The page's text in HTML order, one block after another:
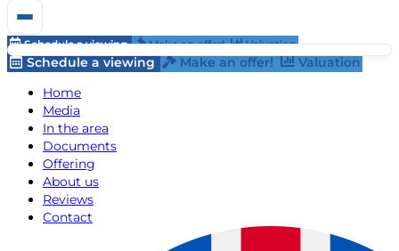
Schedule a viewing Make an offer! Valuation
Schedule a viewing Make an offer!
Valuation
Home
Media
In the area
Documents
Offering
About us
Reviews
Contact